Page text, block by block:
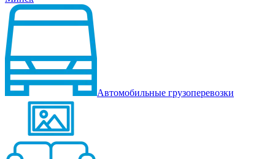
Автомобильные грузоперевозки